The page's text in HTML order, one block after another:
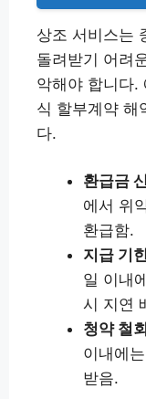
상조 서비스는
돌려받기 어려
악해야 합니다.
식 할부계약 해
다.
환급금
에서 위
환급함.
지급 기
일 이내
시 지연
청약 철회
이내에
받음.